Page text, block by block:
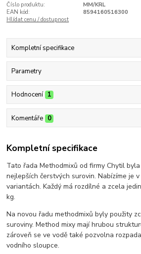
Číslo produktu:
MM/KRL
EAN kód:
8594160516300
Hlídat cenu / dostupnost
Kompletní specifikace
Parametry
Hodnocení 1
Komentáře 0
Kompletní specifikace
Tato řada Methodmixů od firmy Chytil
nejlepších čerstvých surovin. Nabízíme je
variantách. Každý má rozdílné a zcela
kg.
Na novou řadu methodmixů byly použity
suroviny. Method mixy mají hrubou
zároveň se ve vodě také pozvolna
vodního sloupce.